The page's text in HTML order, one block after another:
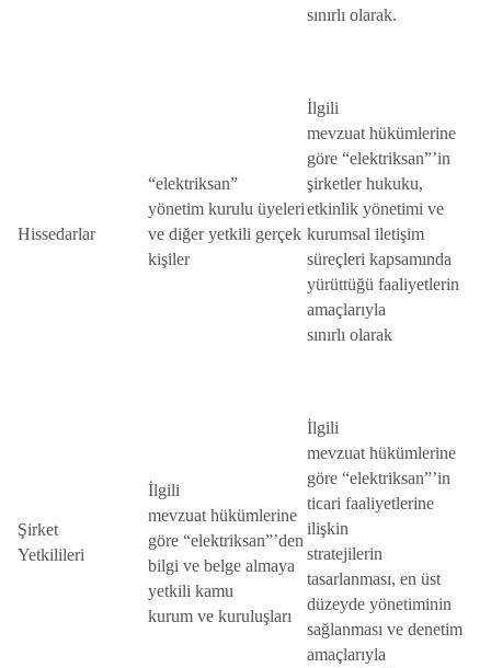
sınırlı olarak.
Hissedarlar
“elektriksan”
yönetim kurulu üyeleri
ve diğer yetkili gerçek
kişiler
İlgili
mevzuat hükümlerine
göre “elektriksan”’in
şirketler hukuku,
etkinlik yönetimi ve
kurumsal iletişim
süreçleri kapsamında
yürüttüğü faaliyetlerin
amaçlarıyla
sınırlı olarak
Şirket
Yetkilileri
İlgili
mevzuat hükümlerine
göre “elektriksan”’den
bilgi ve belge almaya
yetkili kamu
kurum ve kuruluşları
İlgili
mevzuat hükümlerine
göre “elektriksan”’in
ticari faaliyetlerine
ilişkin
stratejilerin
tasarlanması, en üst
düzeyde yönetiminin
sağlanması ve denetim
amaçlarıyla